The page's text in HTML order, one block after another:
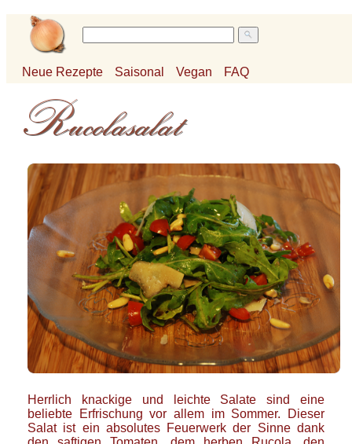
Neue Rezepte Saisonal Vegan FAQ
Herrlich knackige und leichte Salate sind eine
beliebte Erfrischung vor allem im Sommer. Dieser
Salat ist ein absolutes Feuerwerk der Sinne dank